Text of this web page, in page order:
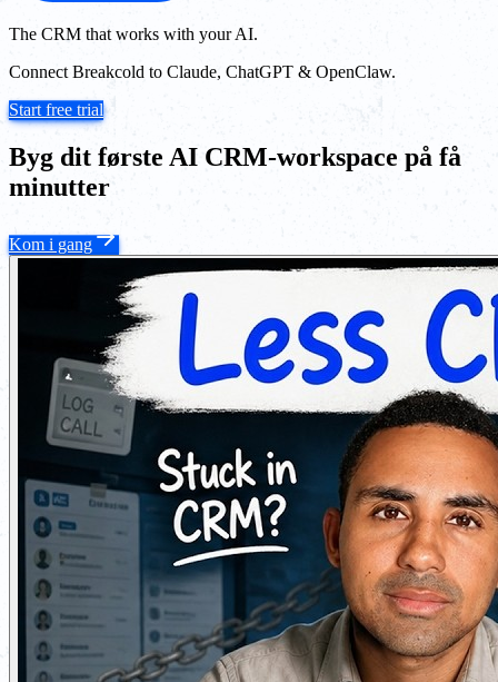
The CRM that works with your AI.
Connect Breakcold to Claude, ChatGPT & OpenClaw.
Start free trial
Byg dit første AI CRM-workspace på få
minutter
Kom i gang